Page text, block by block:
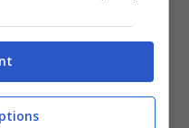
quel
e
capiti.